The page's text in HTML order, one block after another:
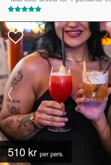
510 kr per pers.